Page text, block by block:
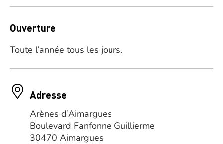
Ouverture
Toute l’année tous les jours.
Adresse
Arènes d’Aimargues
Boulevard Fanfonne Guillierme
30470 Aimargues